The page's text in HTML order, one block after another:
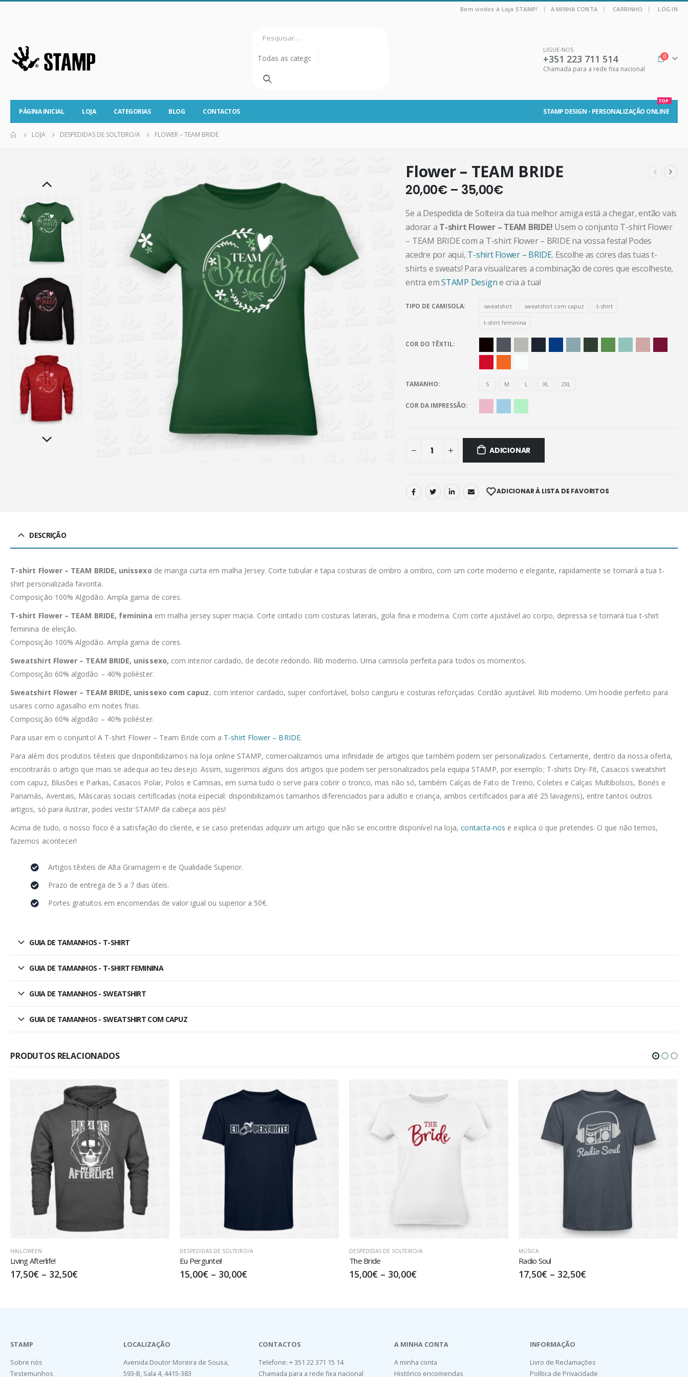
Bem vindos à Loja STAMP! | A MINHA CONTA CARRINHO LOG IN
LIGUE-NOS
+351 223 711 514
Chamada para a rede fixa nacional
0
PÁGINA INICIAL LOJA CATEGORIAS BLOG CONTACTOS STAMP DESIGN - PERSONALIZAÇÃO ONLINE
TOP
LOJA DESPEDIDAS DE SOLTEIRO/A FLOWER – TEAM BRIDE
Flower – TEAM BRIDE
20,00€– 35,00€
Se a Despedida de Solteira da tua melhor amiga está a chegar, então vais
adorar a T-shirt Flower – TEAM BRIDE! Usem o conjunto T-shirt Flower
– TEAM BRIDE com a T-shirt Flower – BRIDE na vossa festa! Podes
acedre por aqui, T-shirt Flower – BRIDE. Escolhe as cores das tuas t-
shirts e sweats! Para visualizares a combinação de cores que escolheste,
entra emSTAMP Designe cria a tua!
TIPO DE CAMISOLA sweatshirt sweatshirt com capuz t-shirt
t-shirt feminina
COR DO TÊXTIL
TAMANHO S M L XL 2XL
COR DA IMPRESSÃO
ADICIONAR
ADICIONAR À LISTA DE FAVORITOS
DESCRIÇÃO
T-shirt Flower – TEAM BRIDE, unissexo de manga curta em malha Jersey. Corte tubular e tapa costuras de ombro a ombro, com um corte moderno e elegante, rapidamente se tornará a tua t-
shirt personalizada favorita.
Composição 100% Algodão. Ampla gama de cores.
T-shirt Flower – TEAM BRIDE, feminina em malha jersey super macia. Corte cintado com costuras laterais, gola fina e moderna. Com corte ajustável ao corpo, depressa se tornará tua t-shirt
feminina de eleição.
Composição 100% Algodão. Ampla gama de cores.
Sweatshirt Flower – TEAM BRIDE, unissexo, com interior cardado, de decote redondo. Rib moderno. Uma camisola perfeita para todos os momentos.
Composição 60% algodão – 40% poliéster.
Sweatshirt Flower – TEAM BRIDE, unissexo com capuz, com interior cardado, super confortável, bolso canguru e costuras reforçadas. Cordão ajustável. Rib moderno. Um hoodie perfeito para
usares como agasalho em noites frias.
Composição 60% algodão – 40% poliéster.
Para usar em o conjunto! A T-shirt Flower – Team Bride com a T-shirt Flower – BRIDE.
Para além dos produtos têxteis que disponibilizamos na loja online STAMP, comercializamos uma infinidade de artigos que também podem ser personalizados. Certamente, dentro da nossa oferta,
encontrarás o artigo que mais se adequa ao teu desejo. Assim, sugerimos alguns dos artigos que podem ser personalizados pela equipa STAMP, por exemplo; T-shirts Dry-Fit, Casacos sweatshirt
com capuz, Blusões e Parkas, Casacos Polar, Polos e Camisas, em suma tudo o serve para cobrir o tronco, mas não só, também Calças de Fato de Treino, Coletes e Calças Multibolsos, Bonés e
Panamás, Aventais, Máscaras sociais certificadas (nota especial: disponibilizamos tamanhos diferenciados para adulto e criança, ambos certificados para até 25 lavagens), entre tantos outros
artigos, só para ilustrar, podes vestir STAMP da cabeça aos pés!
Acima de tudo, o nosso foco é a satisfação do cliente, e se caso pretendas adquirir um artigo que não se encontre disponível na loja,contacta-nos e explica o que pretendes. O que não temos,
fazemos acontecer!
Artigos têxteis de Alta Gramagem e de Qualidade Superior.
Prazo de entrega de 5 a 7 dias úteis.
Portes gratuitos em encomendas de valor igual ou superior a 50€.
GUIA DE TAMANHOS - T-SHIRT
GUIA DE TAMANHOS - T-SHIRT FEMININA
GUIA DE TAMANHOS - SWEATSHIRT
GUIA DE TAMANHOS - SWEATSHIRT COM CAPUZ
PRODUTOS RELACIONADOS
DESPEDIDAS DE SOLTEIRO/A
Eu Perguntei!
15,00€ – 30,00€
DESPEDIDAS DE SOLTEIRO/A
The Bride
15,00€ – 30,00€
MÚSICA
Radio Soul
17,50€ – 32,50€
DESPEDIDAS DE SOLTEIRO/A
Flower – BRIDE
20,00€ – 35,00€
STAMP
Sobre nós
Testemunhos
LOCALIZAÇÃO
Avenida Doutor Moreira de Sousa,
593-B, Sala 4, 4415-383
CONTACTOS
Telefone: + 351 22 371 15 14
Chamada para a rede fixa nacional
A MINHA CONTA
A minha conta
Histórico encomendas
INFORMAÇÃO
Livro de Reclamações
Política de Privacidade